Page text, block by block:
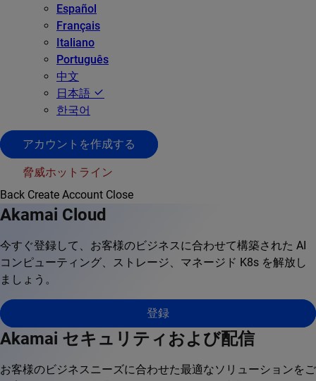
Español
Français
Italiano
Português
中文
日本語
한국어
アカウントを作成する
脅威ホットライン
Back Create Account Close
Akamai Cloud
今すぐ登録して、お客様のビジネスに合わせて構築された AI
コンピューティング、ストレージ、マネージド K8s を解放し
ましょう。
登録
Akamai セキュリティおよび配信
お客様のビジネスニーズに合わせた最適なソリューションをご